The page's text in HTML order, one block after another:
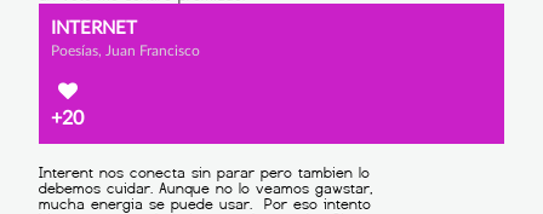
INTERNET
Poesías, Juan Francisco
+20